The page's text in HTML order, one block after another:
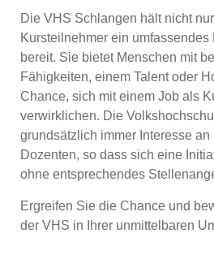
Die VHS Schlangen hält nicht
Kursteilnehmer ein
bereit. Sie bietet Menschen mit
Fähigkeiten, einem Talent oder
Chance, sich mit einem Job als
verwirklichen. Die
grundsätzlich immer Interesse an
Dozenten, so dass sich eine
ohne entsprechendes
Ergreifen Sie die Chance und
der VHS in Ihrer unmittelbaren